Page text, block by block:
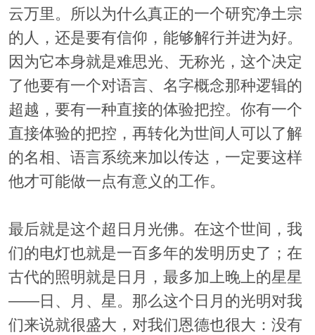
云万里。所以为什么真正的一个研究净土宗
的人，还是要有信仰，能够解行并进为好。
因为它本身就是难思光、无称光，这个决定
了他要有一个对语言、名字概念那种逻辑的
超越，要有一种直接的体验把控。你有一个
直接体验的把控，再转化为世间人可以了解
的名相、语言系统来加以传达，一定要这样
他才可能做一点有意义的工作。
最后就是这个超日月光佛。在这个世间，我
们的电灯也就是一百多年的发明历史了；在
古代的照明就是日月，最多加上晚上的星星
——日、月、星。那么这个日月的光明对我
们来说就很盛大，对我们恩德也很大：没有